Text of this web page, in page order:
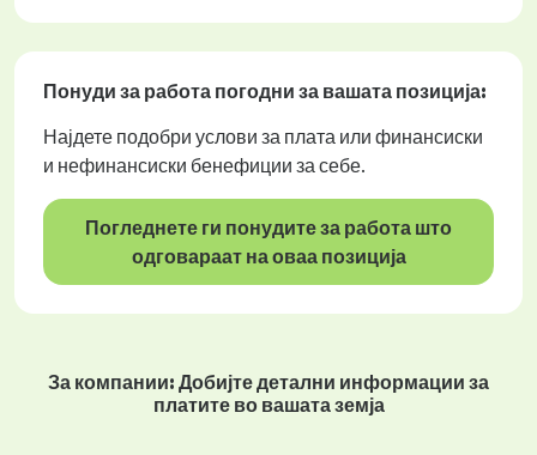
Понуди за работа погодни за вашата позиција:
Најдете подобри услови за плата или финансиски
и нефинансиски бенефиции за себе.
Погледнете ги понудите за работа што
одговараат на оваа позиција
За компании: Добијте детални информации за
платите во вашата земја